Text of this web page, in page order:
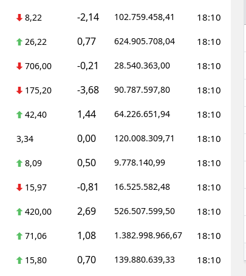
Niğde
Ordu
Rize
Sakarya
Samsun
Siirt
Sinop
Sivas
Tekirdağ
Tokat
Trabzon
8,22 -2,14 102.759.458,41 18:10
26,22 0,77 624.905.708,04 18:10
706,00 -0,21 28.540.363,00 18:10
175,20 -3,68 90.787.597,80 18:10
42,40 1,44 64.226.651,94 18:10
3,34 0,00 120.008.309,71 18:10
8,09 0,50 9.778.140,99 18:10
15,97 -0,81 16.525.582,48 18:10
420,00 2,69 526.507.599,50 18:10
71,06 1,08 1.382.998.966,67 18:10
15,80 0,70 139.880.639,33 18:10